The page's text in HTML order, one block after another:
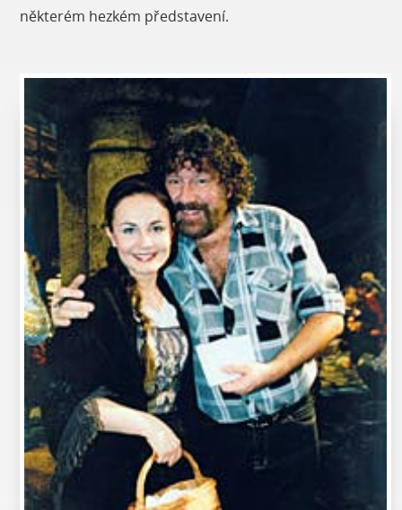
některém hezkém představení.